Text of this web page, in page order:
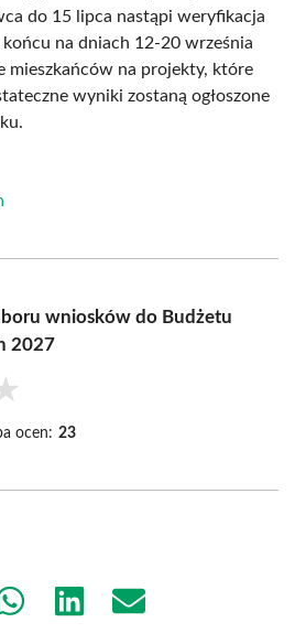
do 15 lipca nastąpi weryfikacja
końcu na dniach 12-20 września
mieszkańców na projekty, które
wyniki zostaną ogłoszone
wniosków do Budżetu
2027
ocen: 23
Share
Share
Share